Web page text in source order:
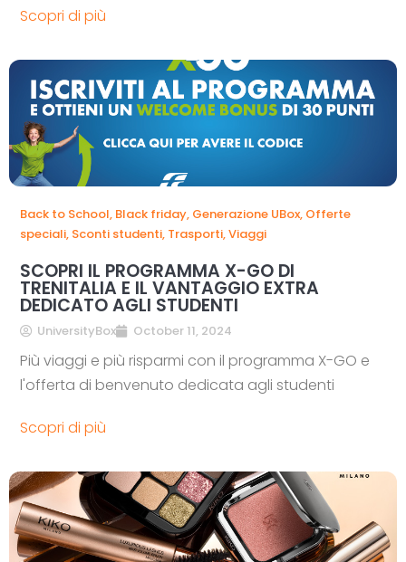
Scopri di più
Back to School, Black friday, Generazione UBox, Offerte
speciali, Sconti studenti, Trasporti,Viaggi
SCOPRI IL PROGRAMMA X-GO DI
TRENITALIA E IL VANTAGGIO EXTRA
DEDICATO AGLI STUDENTI
UniversityBox October 11, 2024
Più viaggi e più risparmi con il programma X-GO e
l'offerta di benvenuto dedicata agli studenti
Scopri di più